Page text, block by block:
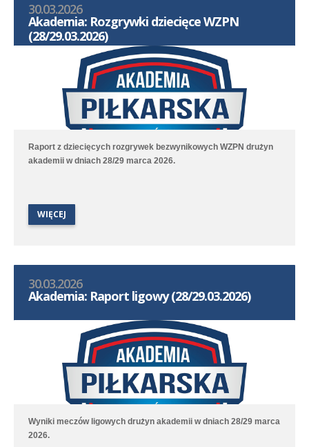
30.03.2026
Akademia: Rozgrywki dziecięce WZPN
(28/29.03.2026)
Raport z dziecięcych rozgrywek bezwynikowych WZPN drużyn
akademii w dniach 28/29 marca 2026.
WIĘCEJ
30.03.2026
Akademia: Raport ligowy (28/29.03.2026)
Wyniki meczów ligowych drużyn akademii w dniach 28/29 marca
2026.